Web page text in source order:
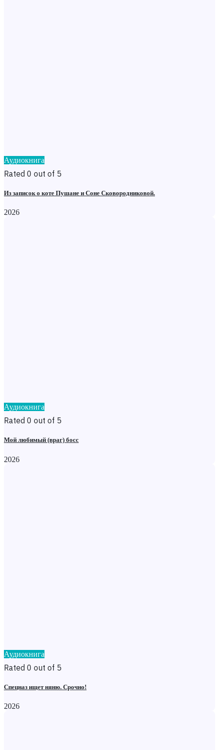
Аудиокнига
Rated 0 out of 5
Из записок о коте Пушане и Соне Сковородниковой.
2026
Аудиокнига
Rated 0 out of 5
Мой любимый (враг) босс
2026
Аудиокнига
Rated 0 out of 5
Спецназ ищет няню. Срочно!
2026